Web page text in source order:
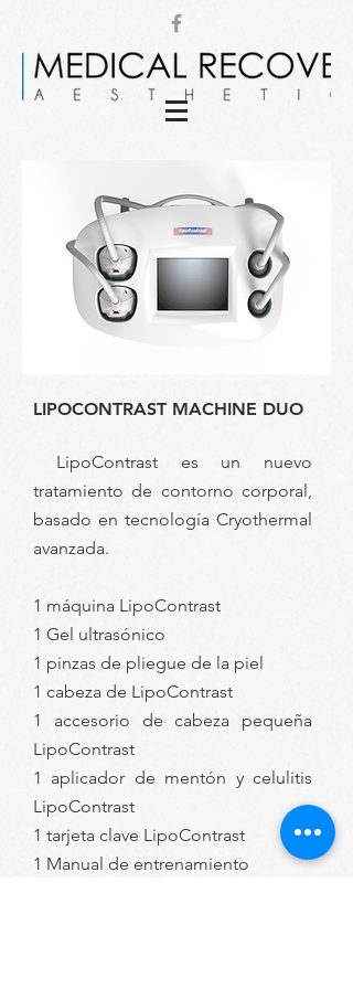
LIPOCONTRAST MACHINE DUO
LipoContrast es un nuevo
tratamiento de contorno corporal,
basado en tecnología Cryothermal
avanzada.
1 máquina LipoContrast
1 Gel ultrasónico
1 pinzas de pliegue de la piel
1 cabeza de LipoContrast
1 accesorio de cabeza pequeña
LipoContrast
1 aplicador de mentón y celulitis
LipoContrast
1 tarjeta clave LipoContrast
1 Manual de entrenamiento